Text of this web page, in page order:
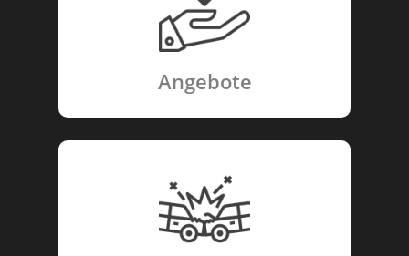
Angebote